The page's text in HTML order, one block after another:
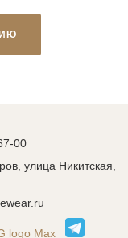
00
улица Никитская,